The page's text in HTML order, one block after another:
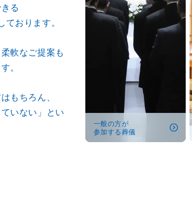
る
おります。
軟なご提案も
。
もちろん、
いない」とい
一般の方が
参加する葬儀